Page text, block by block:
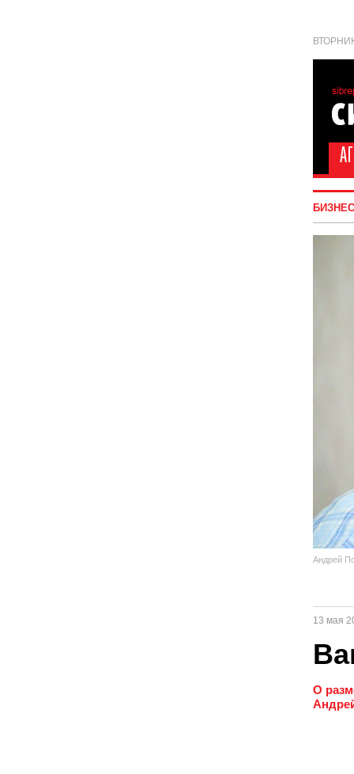
БИЗНЕС
Андрей
13 мая
О